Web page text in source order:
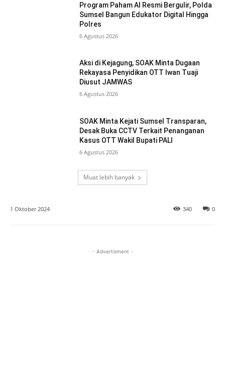
Program Paham AI Resmi Bergulir, Polda
Sumsel Bangun Edukator Digital Hingga
Polres
6 Agustus 2026
Aksi di Kejagung, SOAK Minta Dugaan
Rekayasa Penyidikan OTT Iwan Tuaji
Diusut JAMWAS
6 Agustus 2026
SOAK Minta Kejati Sumsel Transparan,
Desak Buka CCTV Terkait Penanganan
Kasus OTT Wakil Bupati PALI
6 Agustus 2026
Muat lebih banyak
1 Oktober 2024 0
340
- Advertisment -